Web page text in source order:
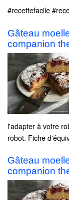
#recettefacile
Gâteau
companion
l'adapter à votre
robot. Fiche
Gâteau
companion